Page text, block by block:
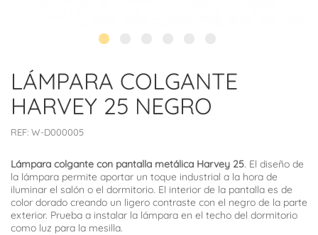
LÁMPARA COLGANTE
HARVEY 25 NEGRO
REF: W-D000005
Lámpara colgante con pantalla metálica Harvey 25. El diseño de
la lámpara permite aportar un toque industrial a la hora de
iluminar el salón o el dormitorio. El interior de la pantalla es de
color dorado creando un ligero contraste con el negro de la parte
exterior. Prueba a instalar la lámpara en el techo del dormitorio
como luz para la mesilla.